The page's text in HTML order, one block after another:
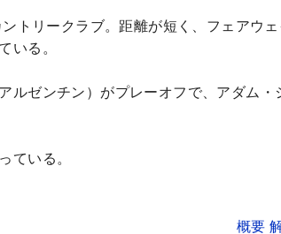
トリークラブ。距離が短く、フェアウ
いる。
ルゼンチン）がプレーオフで、アダム・
ている。
概要